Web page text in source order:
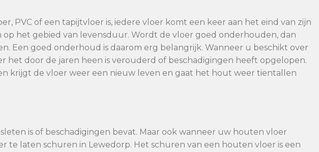
PVC of een tapijtvloer is, iedere vloer komt een keer aan het eind van zijn
het gebied van levensduur. Wordt de vloer goed onderhouden, dan
Een goed onderhoud is daarom erg belangrijk. Wanneer u beschikt over
door de jaren heen is verouderd of beschadigingen heeft opgelopen.
krijgt de vloer weer een nieuw leven en gaat het hout weer tientallen
is of beschadigingen bevat. Maar ook wanneer uw houten vloer
laten schuren in Lewedorp. Het schuren van een houten vloer is een